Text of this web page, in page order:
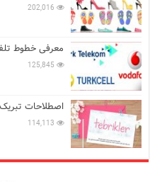
202,016
معرفی خطوط
125,845
اصطلاحات
114,113